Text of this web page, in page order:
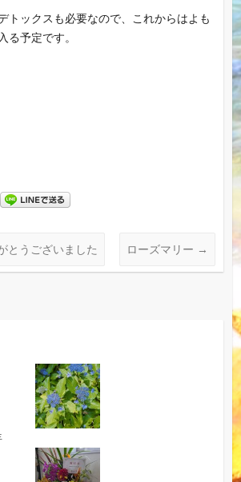
トックスも必要なので、これからはよも
る予定です。
とうございました ローズマリー →